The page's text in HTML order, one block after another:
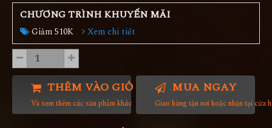
CHƯƠNG TRÌNH KHUYẾN MÃI
Giảm 510K Xem chi tiết
THÊM VÀO GIỎ HÀNG
Và xem thêm các sản phẩm khác
MUA NGAY
Giao hàng tận nơi hoặc nhận tại cửa